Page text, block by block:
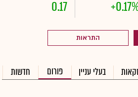
0.17
התראות
בעלי עניין פורום חדשות